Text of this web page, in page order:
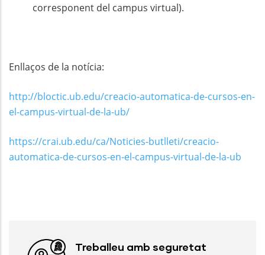
corresponent del campus virtual).
Enllaços de la notícia:
http://bloctic.ub.edu/creacio-automatica-de-cursos-en-
el-campus-virtual-de-la-ub/
https://crai.ub.edu/ca/Noticies-butlleti/creacio-
automatica-de-cursos-en-el-campus-virtual-de-la-ub
Treballeu amb seguretat